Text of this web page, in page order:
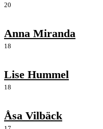
20
Anna Miranda
18
Lise Hummel
18
Åsa Vilbäck